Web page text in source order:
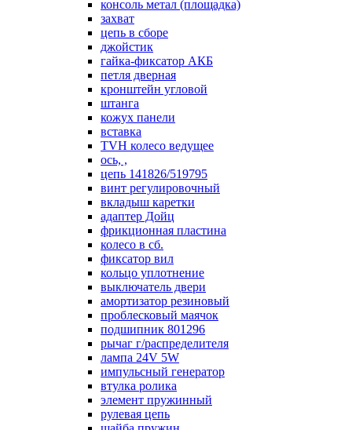
консоль метал (площадка)
захват
цепь в сборе
джойстик
гайка-фиксатор АКБ
петля дверная
кронштейн угловой
штанга
кожух панели
вставка
TVH колесо ведущее
ось, ,
цепь 141826/519795
винт регулировочный
вкладыш каретки
адаптер Дойц
фрикционная пластина
колесо в сб.
фиксатор вил
кольцо уплотнение
выключатель двери
амортизатор резиновый
проблесковый маячок
подшипник 801296
рычаг г/распределителя
лампа 24V 5W
импульсный генератор
втулка ролика
элемент пружинный
рулевая цепь